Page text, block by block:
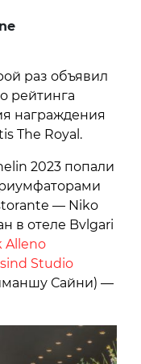
раз объявил
рейтинга
награждения
The Royal.
2023 попали
— Niko
в отеле Bvlgari
Alleno
Studio
Сайни) —